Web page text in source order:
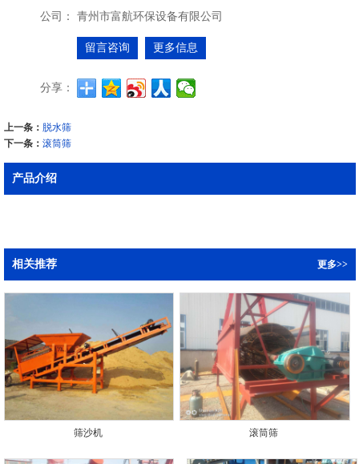
公司：
青州市富航环保设备有限公司
留言咨询 更多信息
分享：
上一条： 脱水筛
下一条： 滚筒筛
产品介绍
相关推荐 更多>>
筛沙机 滚筒筛